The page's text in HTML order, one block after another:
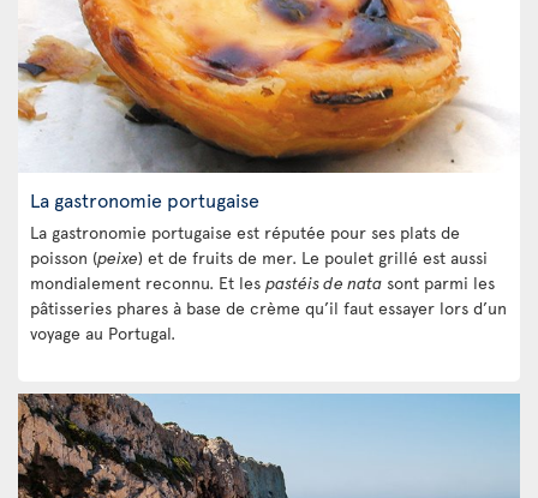
La gastronomie portugaise
La gastronomie portugaise est réputée pour ses plats de
poisson (peixe) et de fruits de mer. Le poulet grillé est aussi
mondialement reconnu. Et les pastéis de nata sont parmi les
pâtisseries phares à base de crème qu’il faut essayer lors d’un
voyage au Portugal.